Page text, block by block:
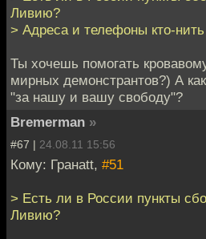
Ливию?
> Адреса и телефоны кто-нить
Ты хочешь помогать
мирных демонстрантов?) А
"за нашу и вашу свободу"?
Bremerman »
#67 | 24.08.11 15:56
Кому: Гранаtt, #51
> Есть ли в России пункты
Ливию?